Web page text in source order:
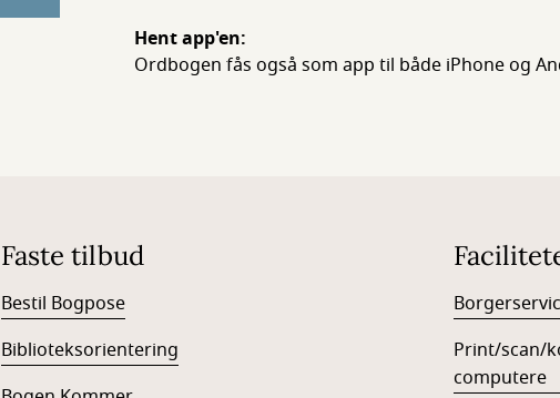
Hent app'en:
Ordbogen fås også som app til både iPhone og
Faste tilbud
Bestil Bogpose
Biblioteksorientering
Print/scan/
computere